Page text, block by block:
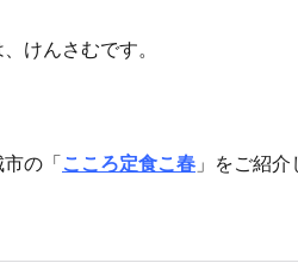
けんさむです。
の「こころ定食こ春 」をご紹